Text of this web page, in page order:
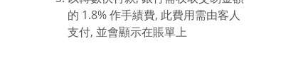
的 1.8% 作手績費, 此費用需由客人
支付, 並會顯示在賬單上